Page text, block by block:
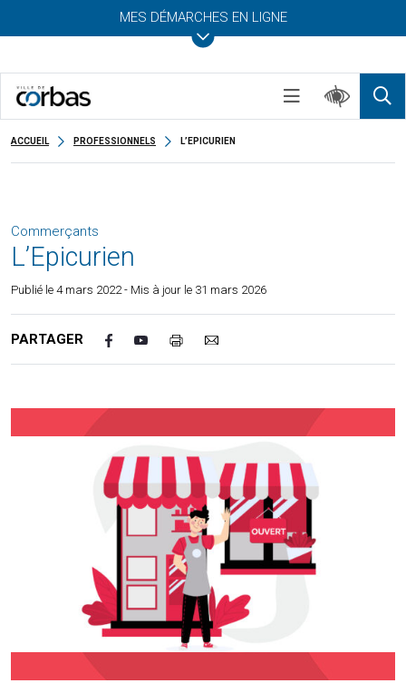
MES DÉMARCHES EN LIGNE
ACCUEIL PROFESSIONNELS L’EPICURIEN
Commerçants
L’Epicurien
Publié le 4 mars 2022- Mis à jour le 31 mars 2026
PARTAGER